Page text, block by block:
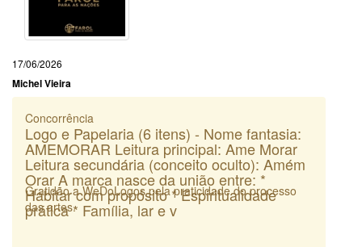
17/06/2026
Michel Vieira
Concorrência
Logo e Papelaria (6 itens) - Nome fantasia:
AMEMORAR Leitura principal: Ame Morar
Leitura secundária (conceito oculto): Amém
Orar A marca nasce da união entre: *
Habitar com propósito * Espiritualidade
prática * Família, lar e v
Gratidão a WeDoLogos pela praticidade do processo
das artes.